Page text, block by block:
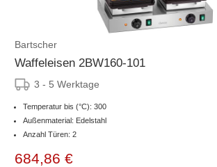
Bartscher
Waffeleisen 2BW160-101
3 - 5 Werktage
Temperatur bis (°C): 300
Außenmaterial: Edelstahl
Anzahl Türen: 2
684,86 €